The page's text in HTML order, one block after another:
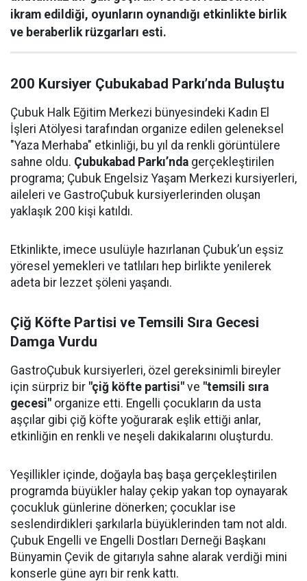
ikram edildiği, oyunların oynandığı etkinlikte birlik
ve beraberlik rüzgarları esti.
200 Kursiyer Çubukabad Parkı’nda Buluştu
Çubuk Halk Eğitim Merkezi bünyesindeki Kadın El
İşleri Atölyesi tarafından organize edilen geleneksel
"Yaza Merhaba" etkinliği, bu yıl da renkli görüntülere
sahne oldu. Çubukabad Parkı’nda gerçekleştirilen
programa; Çubuk Engelsiz Yaşam Merkezi kursiyerleri,
aileleri ve GastroÇubuk kursiyerlerinden oluşan
yaklaşık 200 kişi katıldı.
Etkinlikte, imece usulüyle hazırlanan Çubuk’un eşsiz
yöresel yemekleri ve tatlıları hep birlikte yenilerek
adeta bir lezzet şöleni yaşandı.
Çiğ Köfte Partisi ve Temsili Sıra Gecesi
Damga Vurdu
GastroÇubuk kursiyerleri, özel gereksinimli bireyler
için sürpriz bir "çiğ köfte partisi" ve "temsili sıra
gecesi" organize etti. Engelli çocukların da usta
aşçılar gibi çiğ köfte yoğurarak eşlik ettiği anlar,
etkinliğin en renkli ve neşeli dakikalarını oluşturdu.
Yeşillikler içinde, doğayla baş başa gerçekleştirilen
programda büyükler halay çekip yakan top oynayarak
çocukluk günlerine dönerken; çocuklar ise
seslendirdikleri şarkılarla büyüklerinden tam not aldı.
Çubuk Engelli ve Engelli Dostları Derneği Başkanı
Bünyamin Çevik de gitarıyla sahne alarak verdiği mini
konserle güne ayrı bir renk kattı.